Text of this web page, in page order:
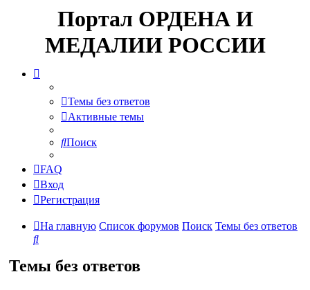
Портал ОРДЕНА И
МЕДАЛИИ РОССИИ
Темы без ответов
Активные темы
Поиск
FAQ
Вход
Регистрация
На главную Список форумов Поиск Темы без ответов
Поиск
Темы без ответов